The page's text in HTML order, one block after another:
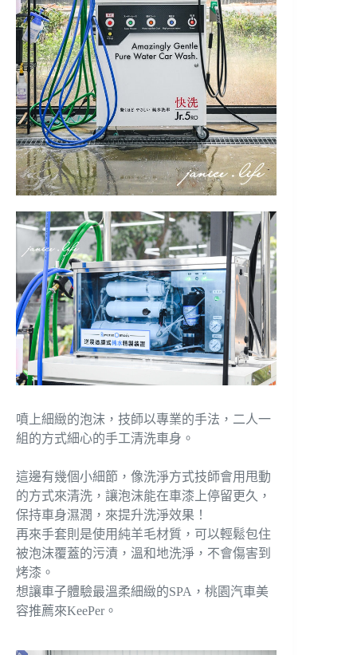
噴上細緻的泡沫，技師以專業的手法，二人一
組的方式細心的手工清洗車身。
這邊有幾個小細節，像洗淨方式技師會用甩動
的方式來清洗，讓泡沫能在車漆上停留更久，
保持車身濕潤，來提升洗淨效果！
再來手套則是使用純羊毛材質，可以輕鬆包住
被泡沫覆蓋的污漬，溫和地洗淨，不會傷害到
烤漆。
想讓車子體驗最溫柔細緻的SPA，桃園汽車美
容推薦來KeePer。